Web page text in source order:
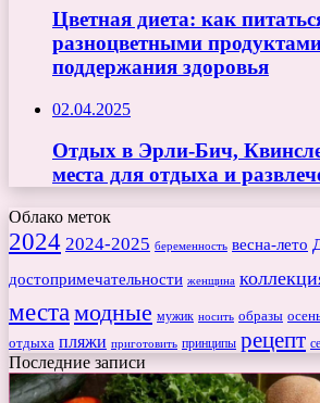
Цветная диета: как
разноцветными
поддержания здоровья
02.04.2025
Отдых в Эрли-Бич,
места для отдыха и
Облако меток
2024 2024-2025 беременность весна-лето
достопримечательности женщина
места модные мужик носить образы
отдыха пляжи приготовить принципы рецепт
Последние записи